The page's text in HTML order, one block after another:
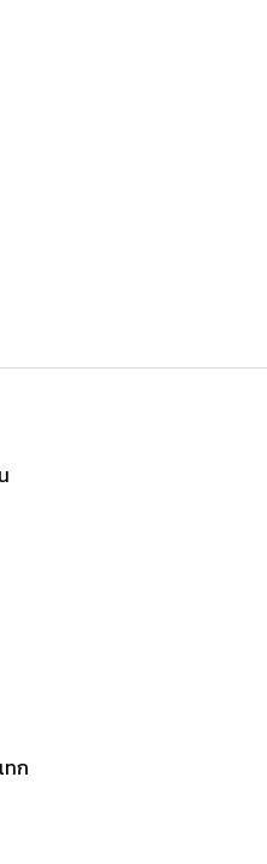
ทก